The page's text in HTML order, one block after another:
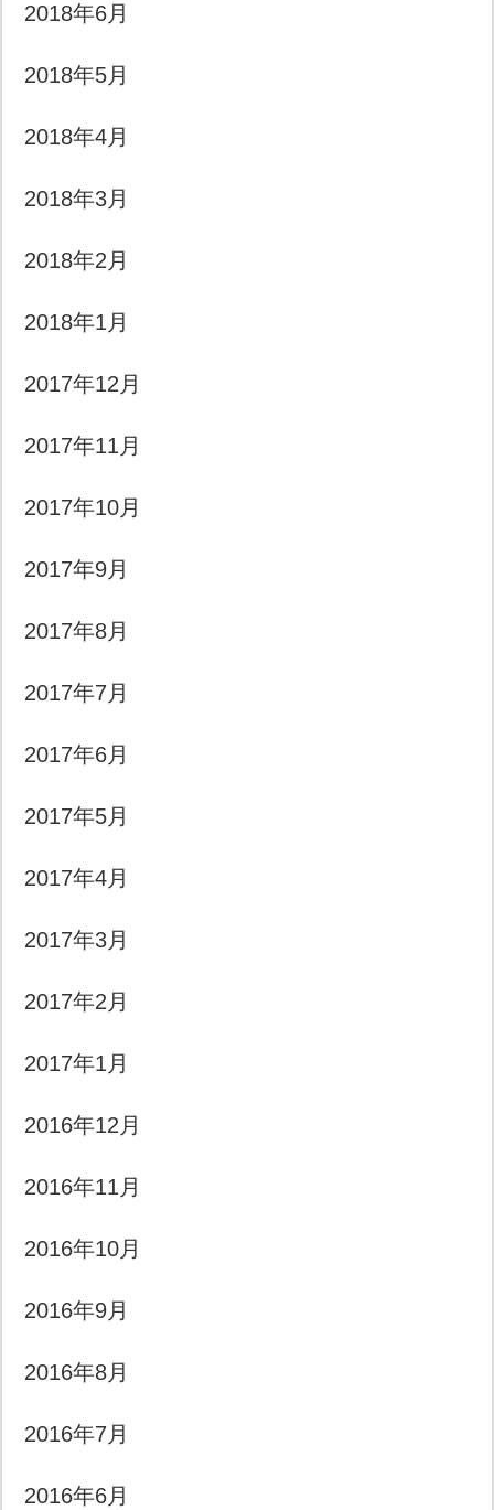
2018年6月
2018年5月
2018年4月
2018年3月
2018年2月
2018年1月
2017年12月
2017年11月
2017年10月
2017年9月
2017年8月
2017年7月
2017年6月
2017年5月
2017年4月
2017年3月
2017年2月
2017年1月
2016年12月
2016年11月
2016年10月
2016年9月
2016年8月
2016年7月
2016年6月